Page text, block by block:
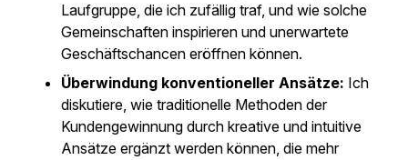
Laufgruppe, die ich zufällig traf, und wie solche
Gemeinschaften inspirieren und unerwartete
Geschäftschancen eröffnen können.
Überwindung konventioneller Ansätze: Ich
diskutiere, wie traditionelle Methoden der
Kundengewinnung durch kreative und intuitive
Ansätze ergänzt werden können, die mehr